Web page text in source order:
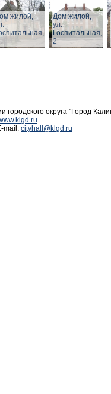
жилой,
Дом жилой,
ул.
Госпитальная,
2
городского округа "Город
mail: cityhall@klgd.ru